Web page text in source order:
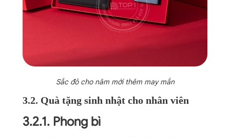
Sắc đỏ cho năm mới thêm may mắn
3.2. Quà tặng sinh nhật cho nhân viên
3.2.1. Phong bì